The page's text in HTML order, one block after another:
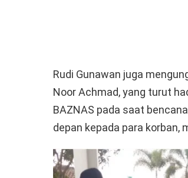
Rudi Gunawan juga
Noor Achmad, yang turut
BAZNAS pada saat
depan kepada para korban,